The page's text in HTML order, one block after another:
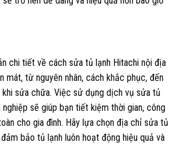
chi tiết về cách sửa tủ lạnh Hitachi nội địa
mát, từ nguyên nhân, cách khắc phục, đến
sửa chữa. Việc sử dụng dịch vụ sửa tủ
nghiệp sẽ giúp bạn tiết kiệm thời gian, công
cho gia đình. Hãy lựa chọn địa chỉ sửa tủ
bảo tủ lạnh luôn hoạt động hiệu quả và